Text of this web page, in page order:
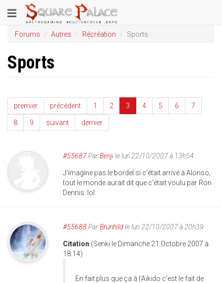
au
contenu
principal
Toggle
navigation
Forums Autres Récréation Sports
Sports
premier précédent 1 2 3 4 5 6 7
8 9 suivant dernier
#55687ParBenjile lun 22/10/2007 à 13h54
J'imagine pas le bordel si c'était arrivé à Alonso,
tout le monde aurait dit que c'était voulu par Ron
Dennis :lol:
#55688ParBrunhildle lun 22/10/2007 à 20h39
Citation (Senki le Dimanche 21 Octobre 2007 à
18:14)
En fait plus que ça à l'Aïkido c'est le fait de